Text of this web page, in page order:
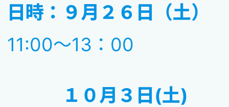
日時：９月２６日（土）
11:00～13：00
１０月３日(土)